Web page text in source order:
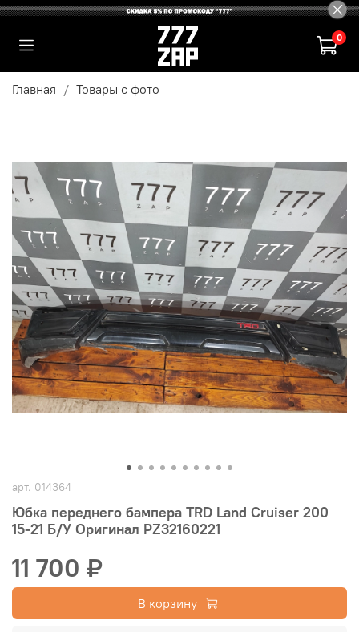
0
Главная Товары с фото
арт. 014364
Юбка переднего бампера TRD Land Cruiser 200
15-21 Б/У Оригинал PZ32160221
11 700 ₽
В корзину